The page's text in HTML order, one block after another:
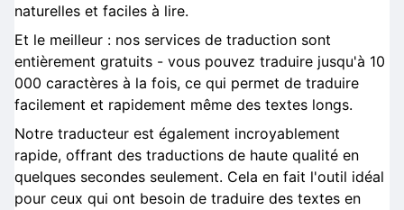
naturelles et faciles à lire.
Et le meilleur : nos services de traduction sont
entièrement gratuits - vous pouvez traduire jusqu'à 10
000 caractères à la fois, ce qui permet de traduire
facilement et rapidement même des textes longs.
Notre traducteur est également incroyablement
rapide, offrant des traductions de haute qualité en
quelques secondes seulement. Cela en fait l'outil idéal
pour ceux qui ont besoin de traduire des textes en